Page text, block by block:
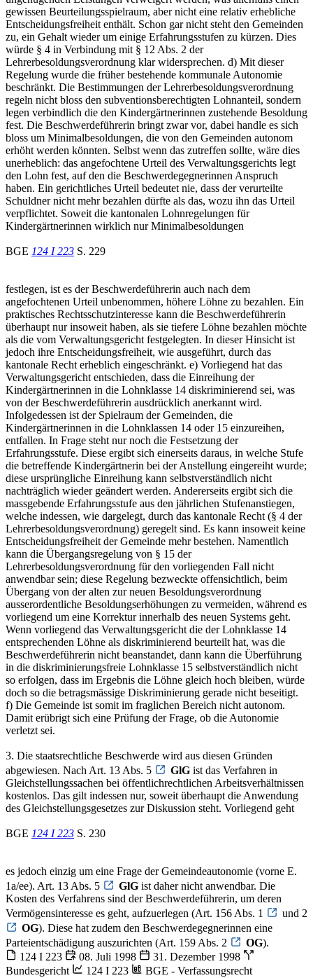
gewissen Beurteilungsspielraum, aber nicht eine relativ erhebliche
Entscheidungsfreiheit enthält. Schon gar nicht steht den Gemeinden
zu, ein Gehalt wieder um einige Erfahrungsstufen zu kürzen. Dies
würde § 4 in Verbindung mit § 12 Abs. 2 der
Lehrerbesoldungsverordnung klar widersprechen. d) Mit dieser
Regelung wurde die früher bestehende kommunale Autonomie
beschränkt. Die Bestimmungen der Lehrerbesoldungsverordnung
regeln nicht bloss den subventionsberechtigten Lohnanteil, sondern
legen verbindlich die den Kindergärtnerinnen zustehende Besoldung
fest. Die Beschwerdeführerin bringt zwar vor, dabei handle es sich
bloss um Minimalbesoldungen, die von den Gemeinden autonom
erhöht werden könnten. Selbst wenn das zutreffen sollte, wäre dies
unerheblich: das angefochtene Urteil des Verwaltungsgerichts legt
den Lohn fest, auf den die Beschwerdegegnerinnen Anspruch
haben. Ein gerichtliches Urteil bedeutet nie, dass der verurteilte
Schuldner nicht mehr bezahlen dürfte als das, wozu ihn das Urteil
verpflichtet. Soweit die kantonalen Lohnregelungen für
Kindergärtnerinnen wirklich nur Minimalbesoldungen
BGE 124 I 223 S. 229
festlegen, ist es der Beschwerdeführerin auch nach dem
angefochtenen Urteil unbenommen, höhere Löhne zu bezahlen. Ein
praktisches Rechtsschutzinteresse kann die Beschwerdeführerin
überhaupt nur insoweit haben, als sie tiefere Löhne bezahlen möchte
als die vom Verwaltungsgericht festgelegten. In dieser Hinsicht ist
jedoch ihre Entscheidungsfreiheit, wie ausgeführt, durch das
kantonale Recht erheblich eingeschränkt. e) Vorliegend hat das
Verwaltungsgericht entschieden, dass die Einreihung der
Kindergärtnerinnen in die Lohnklasse 14 diskriminierend sei, was
von der Beschwerdeführerin ausdrücklich anerkannt wird.
Infolgedessen ist der Spielraum der Gemeinden, die
Kindergärtnerinnen in die Lohnklassen 14 oder 15 einzureihen,
entfallen. In Frage steht nur noch die Festsetzung der
Erfahrungsstufe. Diese ergibt sich einerseits daraus, in welche Stufe
die betreffende Kindergärtnerin bei der Anstellung eingereiht wurde;
diese ursprüngliche Einreihung kann selbstverständlich nicht
nachträglich wieder geändert werden. Andererseits ergibt sich die
massgebende Erfahrungsstufe aus den jährlichen Stufenanstiegen,
welche indessen, wie dargelegt, durch das kantonale Recht (§ 4 der
Lehrerbesoldungsverordnung) geregelt sind. Es kann insoweit keine
Entscheidungsfreiheit der Gemeinde mehr bestehen. Namentlich
kann die Übergangsregelung von § 15 der
Lehrerbesoldungsverordnung für den vorliegenden Fall nicht
anwendbar sein; diese Regelung bezweckte offensichtlich, beim
Übergang von der alten zur neuen Besoldungsverordnung
ausserordentliche Besoldungserhöhungen zu vermeiden, während es
vorliegend um eine Korrektur innerhalb des neuen Systems geht.
Wenn vorliegend das Verwaltungsgericht die der Lohnklasse 14
entsprechenden Löhne als diskriminierend beurteilt hat, was die
Beschwerdeführerin nicht beanstandet, dann kann die Überführung
in die diskriminierungsfreie Lohnklasse 15 selbstverständlich nicht
so erfolgen, dass im Ergebnis die Löhne gleich hoch bleiben, würde
doch so die betragsmässige Diskriminierung gerade nicht beseitigt.
f) Die Gemeinde ist somit im fraglichen Bereich nicht autonom.
Damit erübrigt sich eine Prüfung der Frage, ob die Autonomie
verletzt sei.
3. Die staatsrechtliche Beschwerde wird aus diesen Gründen
abgewiesen. Nach Art. 13 Abs. 5
GlG ist das Verfahren in
Gleichstellungssachen bei öffentlichrechtlichen Arbeitsverhältnissen
kostenlos. Das gilt indessen nur, soweit überhaupt die Anwendung
des Gleichstellungsgesetzes zur Diskussion steht. Vorliegend geht
BGE 124 I 223 S. 230
es jedoch einzig um eine Frage der Gemeindeautonomie (vorne E.
1a/ee). Art. 13 Abs. 5
GlG ist daher nicht anwendbar. Die
Kosten des Verfahrens sind der Beschwerdeführerin, um deren
Vermögensinteresse es geht, aufzuerlegen (Art. 156 Abs. 1
und 2
OG). Diese hat zudem den Beschwerdegegnerinnen eine
Parteientschädigung auszurichten (Art. 159 Abs. 2
OG).
124 I 223
08. Juli 1998
31. Dezember 1998
Bundesgericht
124 I 223 BGE - Verfassungsrecht